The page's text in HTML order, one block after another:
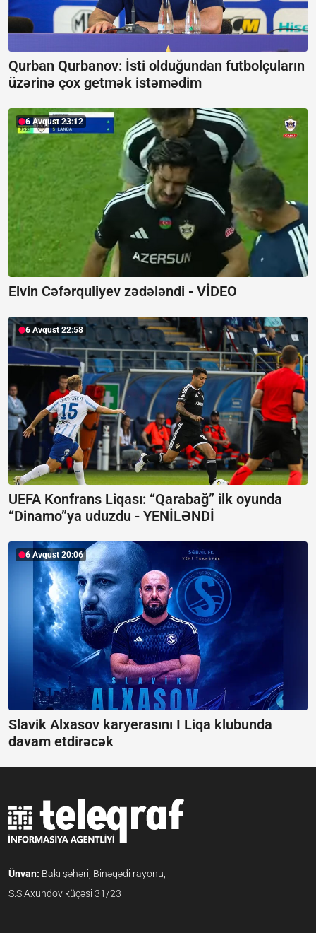
Qurban Qurbanov: İsti olduğundan futbolçuların
üzərinə çox getmək istəmədim
6 Avqust 23:12
Elvin Cəfərquliyev zədələndi - VİDEO
6 Avqust 22:58
UEFA Konfrans Liqası: “Qarabağ” ilk oyunda
“Dinamo”ya uduzdu - YENİLƏNDİ
6 Avqust 20:06
Slavik Alxasov karyerasını I Liqa klubunda
davam etdirəcək
Ünvan: Bakı şəhəri, Binəqədi rayonu,
S.S.Axundov küçəsi 31/23